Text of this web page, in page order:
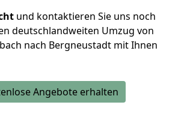
und kontaktieren Sie uns noch
deutschlandweiten Umzug von
nach Bergneustadt mit Ihnen
Angebote erhalten